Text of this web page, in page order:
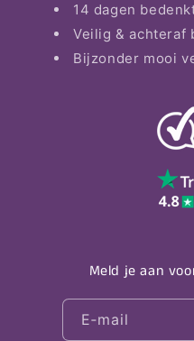
14 dagen
Veilig & achteraf
Bijzonder mooi
Meld je aan
E‑mail